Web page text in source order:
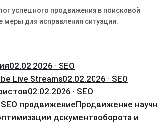
успешного продвижения в поисковой
для исправления ситуации.
02.02.2026 · SEO
Live Streams02.02.2026 · SEO
02.02.2026 · SEO
SEO продвижениеПродвижение
документооборота и